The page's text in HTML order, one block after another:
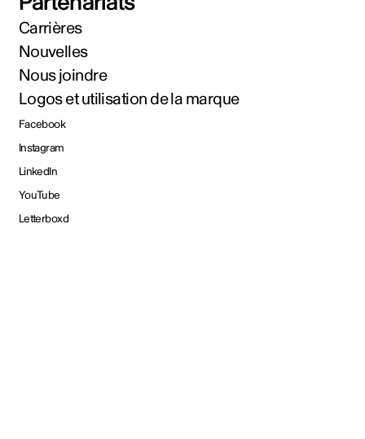
Carrières
Nouvelles
Nous joindre
Logos et utilisation de la marque
Facebook
Instagram
LinkedIn
YouTube
Letterboxd